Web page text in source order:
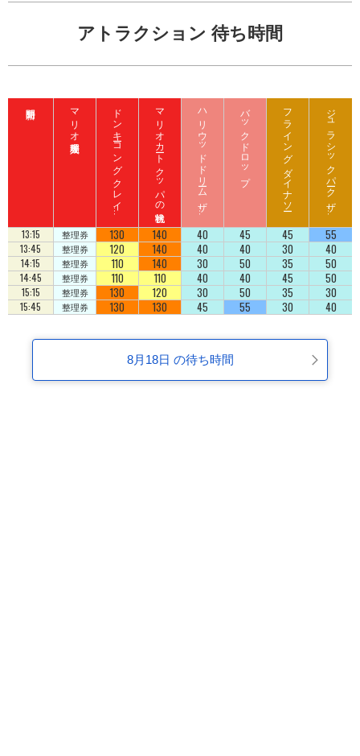
アトラクション 待ち時間
マリオ入場整理券 ド
ン
キ
ーコ
ン
グ
ク
レ
イ
ジ
ート
ロ
ッ
コ
マリオカート クッパの挑戦状 ハ
リ
ウ
ッ
ド
ド
リ
ーム
ザ
ラ
イ
ド
バックドロップ フライング ダイナソー ジ
ュ
ラ
シ
ッ
ク
パ
ーク
ザ
ラ
イ
ド
13:15 整理券 130 140 40 45 45 55
13:45 整理券 120 140 40 40 30 40
14:15 整理券 110 140 30 50 35 50
14:45 整理券 110 110 40 40 45 50
15:15 整理券 130 120 30 50 35 30
15:45 整理券 130 130 45 55 30 40
8月18日 の待ち時間